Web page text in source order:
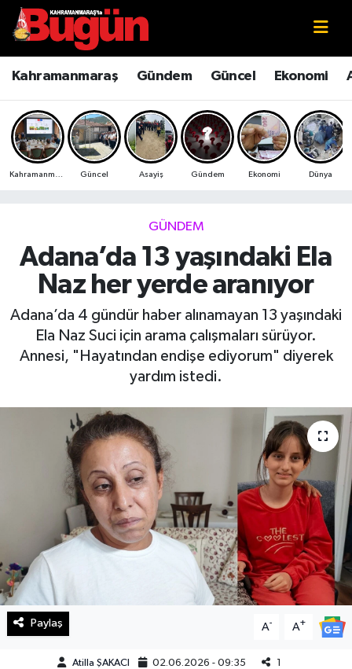
Kahramanmaraş Gündem Güncel Ekonomi
Güncel Asayiş Gündem Ekonomi Dünya
GÜNDEM
Adana’da 13 yaşındaki Ela
Naz her yerde aranıyor
Adana’da 4 gündür haber alınamayan 13 yaşındaki
Ela Naz Suci için arama çalışmaları sürüyor.
Annesi, "Hayatından endişe ediyorum" diyerek
yardım istedi.
Paylaş A- A+
Atilla ŞAKACI 02.06.2026 - 09:35 1
Kahramanmaraş
Kahramanmaraş Sokak Röportajları
Bilim ve Teknoloji
Çevre
Ekonomi
Güncel
Haberde İnsan
Kültür Sanat
Magazin
Manşet Altı
Manşetler
Resmi İlan
Sağlık
Spor
Kahramanmaraş Nöbetçi Eczaneler
Kahramanmaraş Hava Durumu
Kahramanmaraş Namaz Vakitleri
Kahramanmaraş Trafik Yoğunluk Haritası
Süper Lig Puan Durumu ve Fikstür
Tüm Manşetler
Son Dakika Haberleri
Haber Arşivi